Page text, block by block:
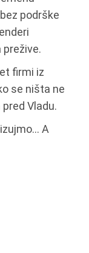
podrške
firmi iz
se ništa ne
Vladu.
A